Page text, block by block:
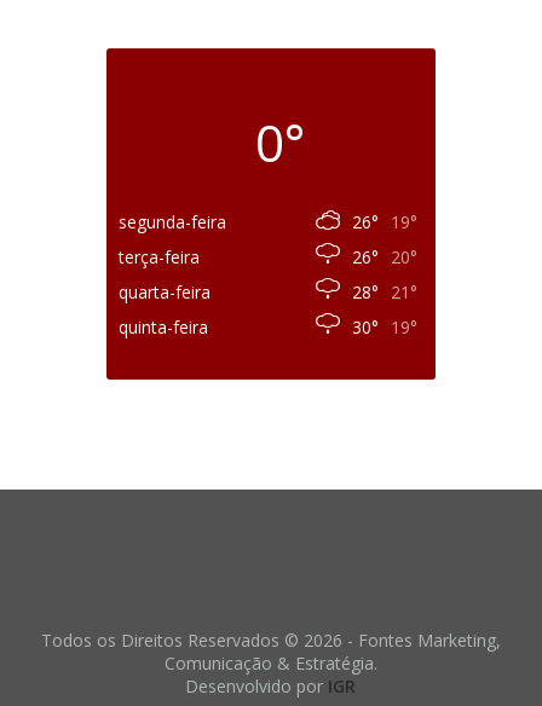
0°
segunda-feira 26°
19°
terça-feira
26°
20°
quarta-feira
28°
21°
quinta-feira
30° 19°
Todos os Direitos Reservados © 2026 - Fontes Marketing,
Comunicação & Estratégia.
Desenvolvido por IGR